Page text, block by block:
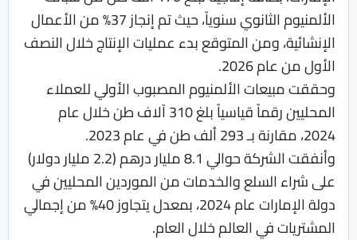
الألمنيوم الثانوي سنوياً، حيث تم إنجاز 37% من الأعمال
الإنشائية، ومن المتوقع بدء عمليات الإنتاج خلال النصف
الأول من عام 2026.
وحققت مبيعات الألمنيوم المصبوب الأولي للعملاء
المحليين رقماً قياسياً بلغ 310 آلاف طن خلال عام
2024، مقارنة بـ 293 ألف طن في عام 2023.
وأنفقت الشركة حوالي 8.1 مليار درهم (2.2 مليار دولار)
على شراء السلع والخدمات من الموردين المحليين في
دولة الإمارات عام 2024، بمعدل يتجاوز 40% من إجمالي
المشتريات في العالم خلال العام.